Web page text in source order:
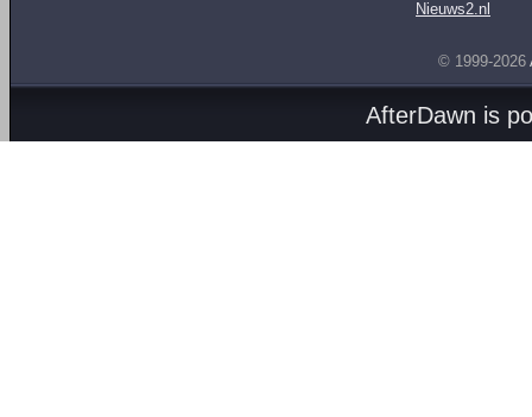
Nieuws2.nl
© 1999-2026
AfterDawn is